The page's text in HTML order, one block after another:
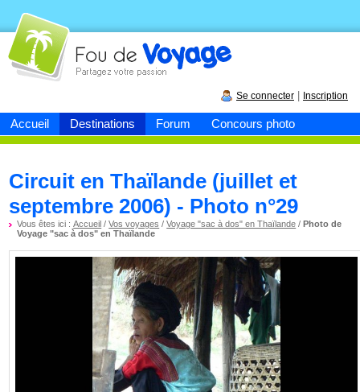
Accueil Destinations Forum Concours photo
Fou devoyage
Se connecter Inscription
Circuit en Thaïlande (juillet et
septembre 2006) - Photo n°29
Vous êtes ici :Accueil /Vos voyages /Voyage "sac à dos" en Thaïlande /Photo de
Voyage "sac à dos" en Thaïlande